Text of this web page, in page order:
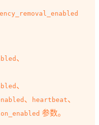
、
、
、 heartbeat、
参数。